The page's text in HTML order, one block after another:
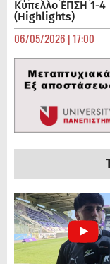
Κύπελλο ΕΠΣΗ 1-4
(Highlights)
06/05/2026 | 17:00